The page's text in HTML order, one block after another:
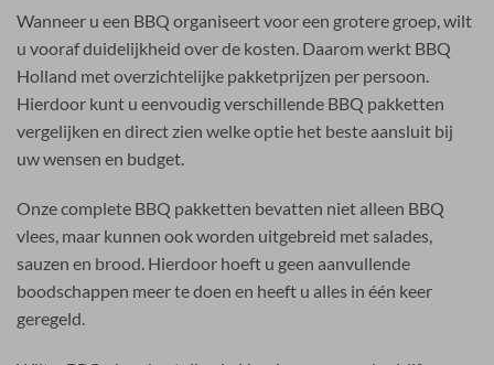
Wanneer u een BBQ organiseert voor een grotere groep, wilt
u vooraf duidelijkheid over de kosten. Daarom werkt BBQ
Holland met overzichtelijke pakketprijzen per persoon.
Hierdoor kunt u eenvoudig verschillende BBQ pakketten
vergelijken en direct zien welke optie het beste aansluit bij
uw wensen en budget.
Onze complete BBQ pakketten bevatten niet alleen BBQ
vlees, maar kunnen ook worden uitgebreid met salades,
sauzen en brood. Hierdoor hoeft u geen aanvullende
boodschappen meer te doen en heeft u alles in één keer
geregeld.